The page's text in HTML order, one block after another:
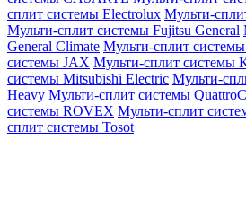
сплит системы Electrolux Мульти-
Мульти-сплит системы Fujitsu General
General Climate Мульти-сплит
системы JAX Мульти-сплит системы
системы Mitsubishi Electric Мульти-
Heavy Мульти-сплит системы
системы ROVEX Мульти-сплит
сплит системы Tosot